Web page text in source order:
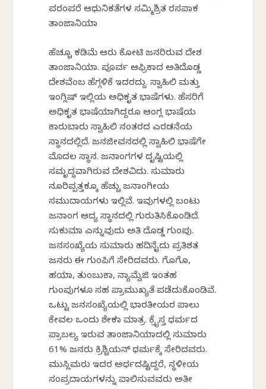
ಪರಂಪರೆ ಆಧುನಿಕತೆಗಳ ಸಮ್ಮಿಶ್ರಿತ ರಸಪಾಕ
ತಾಂಜಾನಿಯಾ
ಹೆಚ್ಚೂ ಕಡಿಮೆ ಆರು ಕೋಟಿ ಜನರಿರುವ ದೇಶ
ತಾಂಜಾನಿಯಾ. ಪೂರ್ವ ಆಫ್ರಿಕಾದ ಅತಿದೊಡ್ಡ
ದೇಶವೆಂಬ ಹೆಗ್ಗಳಿಕೆ ಇದರದ್ದು. ಸ್ವಾಹಿಲಿ ಮತ್ತು
ಇಂಗ್ಲಿಷ್ ಇಲ್ಲಿಯ ಅಧಿಕೃತ ಭಾಷೆಗಳು. ಹೆಸರಿಗೆ
ಅಧಿಕೃತ ಭಾಷೆಯಾಗಿದ್ದರೂ ಆಂಗ್ಲ ಭಾಷೆಯ
ಕಾರುಬಾರು ಸ್ವಾಹಿಲಿ ನಂತರದ ಎರಡನೆಯ
ಸ್ಥಾನದಲ್ಲಿದೆ. ಜನಜೀವನದಲ್ಲಿ ಸ್ವಾಹಿಲಿ ಭಾಷೆಗೇ
ಮೊದಲ ಸ್ಥಾನ. ಜನಾಂಗಗಳ ದೃಷ್ಟಿಯಲ್ಲಿ
ಸಮೃದ್ಧವಾಗಿರುವ ದೇಶವಿದು. ಸುಮಾರು
ನೂರಿಪ್ಪತ್ತಕ್ಕೂ ಹೆಚ್ಚು ಜನಾಂಗೀಯ
ಸಮುದಾಯಗಳು ಇಲ್ಲಿವೆ. ಇವುಗಳಲ್ಲಿ ಬಂಟು
ಜನಾಂಗ ಆದ್ಯ ಸ್ಥಾನದಲ್ಲಿ ಗುರುತಿಸಿಕೊಂಡಿದೆ.
ಸುಕುಮಾ ಎನ್ನುವುದು ಅತಿ ದೊಡ್ಡ ಗುಂಪು.
ಜನಸಂಖ್ಯೆಯ ಸುಮಾರು ಹದಿನೈದು ಪ್ರತಿಶತ
ಜನರು ಈ ಗುಂಪಿಗೆ ಸೇರಿದವರು. ಗೊಗೊ,
ಹಯಾ, ತುಂಬುಕಾ, ನ್ಯಾಮ್ವೆಜಿ ಇಂತಹ
ಗುಂಪುಗಳೂ ಸಹ ಪ್ರಾಮುಖ್ಯತೆ ಪಡೆದುಕೊಂಡಿವೆ.
ಒಟ್ಟು ಜನಸಂಖ್ಯೆಯಲ್ಲಿ ಭಾರತೀಯರ ಪಾಲು
ಕೇವಲ ಒಂದು ಶೇಕಡಾ ಮಾತ್ರ. ಕ್ರೈಸ್ತ ಧರ್ಮದ
ಪ್ರಾಬಲ್ಯ ಇರುವ ತಾಂಜಾನಿಯಾದಲ್ಲಿ ಸುಮಾರು
61% ಜನರು ಕ್ರಿಶ್ಚಿಯನ್ ಧರ್ಮಕ್ಕೆ ಸೇರಿದವರು.
ಮುಸ್ಲಿಮರು ಇದರ ಅರ್ಧದಷ್ಟಿದ್ದರೆ, ಸ್ಥಳೀಯ
ಸಂಪ್ರದಾಯಗಳನ್ನು ಪಾಲಿಸುವವರು ಅತೀ